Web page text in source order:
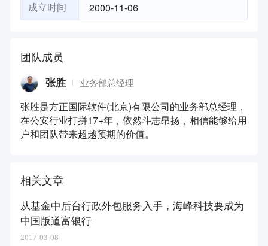
成立时间 2000-11-06
团队成员
张胜 业务部总经理
张胜是方正国际软件(北京)有限公司的业务部总经理，
在公安行业打拼17+年，依然斗志昂扬，相信能够给用
户和团队带来超越预期的价值。
相关文章
从基金中后台行政外包服务入手，海峰科技要成为
中国版道富银行
2017-03-08